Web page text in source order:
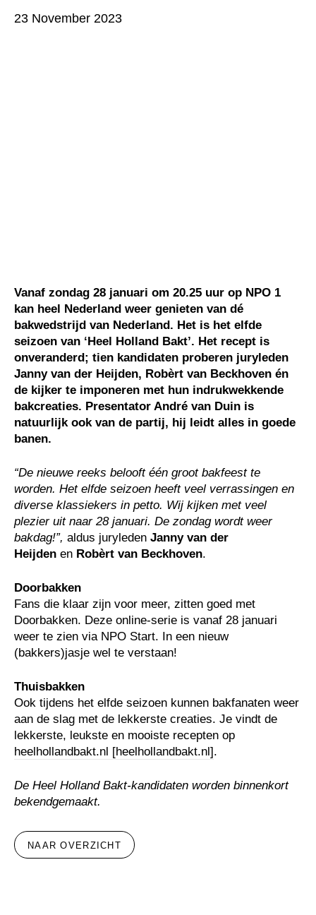
23 November 2023
Vanaf zondag 28 januari om 20.25 uur op NPO 1
kan heel Nederland weer genieten van dé
bakwedstrijd van Nederland. Het is het elfde
seizoen van ‘Heel Holland Bakt’. Het recept is
onveranderd; tien kandidaten proberen juryleden
Janny van der Heijden, Robèrt van Beckhoven én
de kijker te imponeren met hun indrukwekkende
bakcreaties. Presentator André van Duin is
natuurlijk ook van de partij, hij leidt alles in goede
banen.
“De nieuwe reeks belooft één groot bakfeest te
worden. Het elfde seizoen heeft veel verrassingen en
diverse klassiekers in petto. Wij kijken met veel
plezier uit naar 28 januari. De zondag wordt weer
bakdag!”, aldus juryleden Janny van der
Heijden en Robèrt van Beckhoven.
Doorbakken
Fans die klaar zijn voor meer, zitten goed met
Doorbakken. Deze online-serie is vanaf 28 januari
weer te zien via NPO Start. In een nieuw
(bakkers)jasje wel te verstaan!
Thuisbakken
Ook tijdens het elfde seizoen kunnen bakfanaten weer
aan de slag met de lekkerste creaties. Je vindt de
lekkerste, leukste en mooiste recepten op
heelhollandbakt.nl [heelhollandbakt.nl].
De Heel Holland Bakt-kandidaten worden binnenkort
bekendgemaakt.
NAAR OVERZICHT